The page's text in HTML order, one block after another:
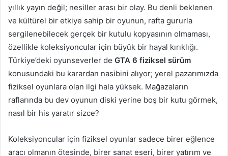
yıllık yayın değil; nesiller arası bir olay. Bu denli beklenen
ve kültürel bir etkiye sahip bir oyunun, rafta gururla
sergilenebilecek gerçek bir kutulu kopyasının olmaması,
özellikle koleksiyoncular için büyük bir hayal kırıklığı.
Türkiye’deki oyunseverler de GTA 6 fiziksel sürüm
konusundaki bu karardan nasibini alıyor; yerel pazarımızda
fiziksel oyunlara olan ilgi hala yüksek. Mağazaların
raflarında bu dev oyunun diski yerine boş bir kutu görmek,
nasıl bir his yaratır sizce?
Koleksiyoncular için fiziksel oyunlar sadece birer eğlence
aracı olmanın ötesinde, birer sanat eseri, birer yatırım ve